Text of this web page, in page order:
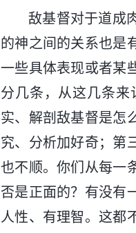
敌基督对于道成
的神之间的关系也是
一些具体表现或者某
分几条，从这几条
实、解剖敌基督是怎
究、分析加好奇；第
也不顺。你们从每一
否是正面的？有没有
人性、有理智。这都